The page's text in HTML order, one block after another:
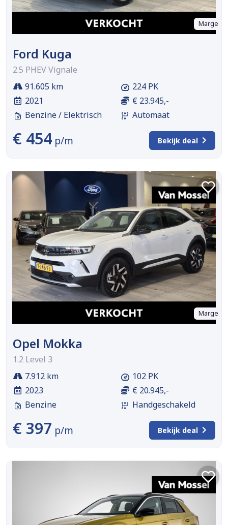
Marge
Ford Kuga
2.5 PHEV Vignale
91.605 km
2021
Benzine / Elektrisch
224 PK
€ 23.945,-
Automaat
€ 454 p/m Bekijk deal
Marge
Opel Mokka
1.2 Level 3
7.912 km
2023
Benzine
102 PK
€ 20.945,-
Handgeschakeld
€ 397 p/m Bekijk deal